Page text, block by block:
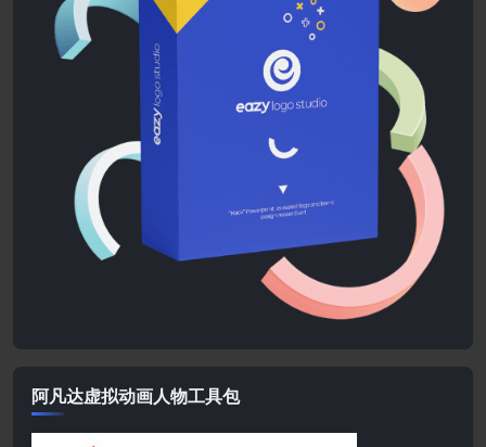
阿凡达虚拟动画人物工具包